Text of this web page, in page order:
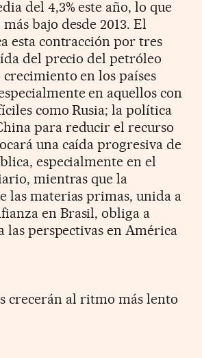
del 4,3% este año, lo que
bajo desde 2013. El
esta contracción por tres
del precio del petróleo
en los países
en aquellos con
como Rusia; la política
para reducir el recurso
una caída progresiva de
especialmente en el
mientras que la
las materias primas, unida a
en Brasil, obliga a
las perspectivas en América
crecerán al ritmo más lento